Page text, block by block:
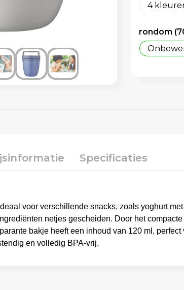
4
rondom
Specificaties
voor verschillende snacks, zoals yoghurt
netjes gescheiden. Door het
bakje heeft een inhoud van 120 ml,
en volledig BPA-vrij.